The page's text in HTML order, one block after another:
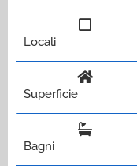
Locali
Superficie
Bagni